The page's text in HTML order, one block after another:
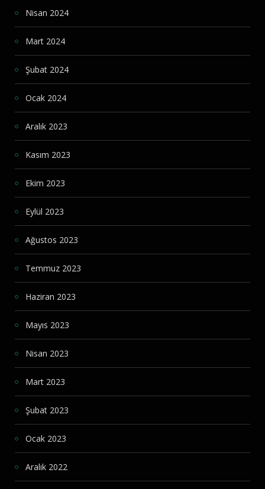
Nisan 2024
Mart 2024
Şubat 2024
Ocak 2024
Aralık 2023
Kasım 2023
Ekim 2023
Eylül 2023
Ağustos 2023
Temmuz 2023
Haziran 2023
Mayıs 2023
Nisan 2023
Mart 2023
Şubat 2023
Ocak 2023
Aralık 2022